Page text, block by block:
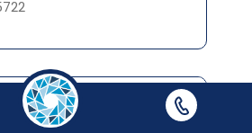
Organisatielid